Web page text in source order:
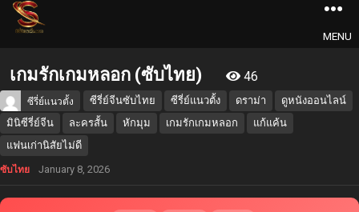
MENU
เกมรักเกมหลอก (ซับไทย) 46
ซีรี่ย์แนวตั้ง ซีรี่ย์จีนซับไทย ซีรี่ย์แนวตั้ง ดราม่า
ดูหนังออนไลน์
มินิซีรี่ย์จีน
ละครสั้น หักมุม เกมรักเกมหลอก
แก้แค้น
แฟนเก่านิสัยไม่ดี
ซับไทย January 8, 2026